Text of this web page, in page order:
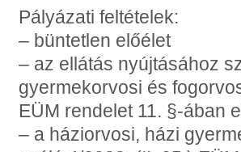
Pályázati feltételek:
– büntetlen előélet
– az ellátás nyújtásához
gyermekorvosi és
EÜM rendelet 11. §-ában
– a háziorvosi, házi